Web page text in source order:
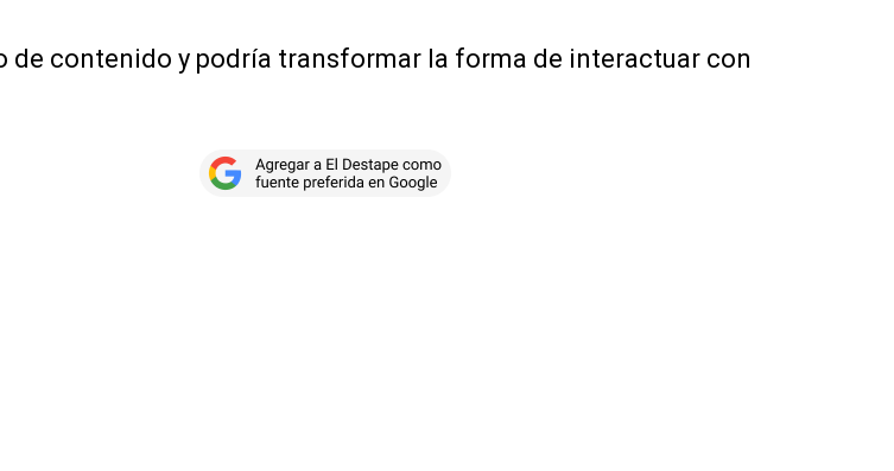
contenido y podría transformar la forma de interactuar con